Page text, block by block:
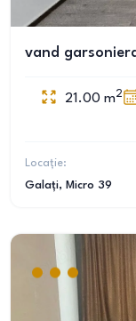
vand
21.00 m2
Locație:
Galați, Micro 39